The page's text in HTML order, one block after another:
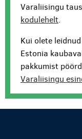
Varaliisingu
kodulehelt.
Kui olete
Estonia
pakkumist
Varaliisingu